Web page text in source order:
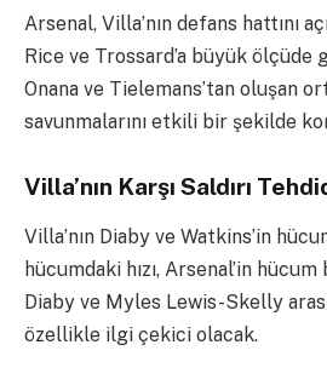
Arsenal, Villa’nın defans hattını
Rice ve Trossard’a büyük ölçüde
Onana ve Tielemans’tan oluşan
savunmalarını etkili bir şekilde
Villa’nın Karşı Saldırı
Villa’nın Diaby ve Watkins’in
hücumdaki hızı, Arsenal’in
Diaby ve Myles Lewis-Skelly
özellikle ilgi çekici olacak.